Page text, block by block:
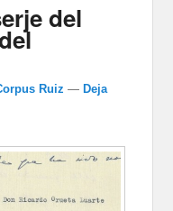
del
Ruiz — Deja